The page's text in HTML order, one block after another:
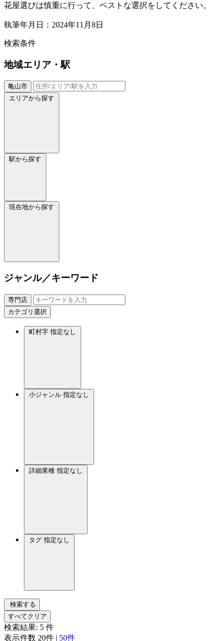
花屋選びは慎重に行って、ベストな選択をしてください。
執筆年月日：2024年11月8日
検索条件
地域エリア・駅
亀山市
エリアから探す
駅から探す
現在地から探す
ジャンル／キーワード
専門店
カテゴリ選択
町村字 指定なし
小ジャンル 指定なし
詳細業種 指定なし
タグ 指定なし
検索する
すべてクリア
検索結果: 5 件
表示件数 20件 | 50件